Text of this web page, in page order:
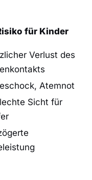
für Kinder
Verlust des
Atemnot
Sicht für